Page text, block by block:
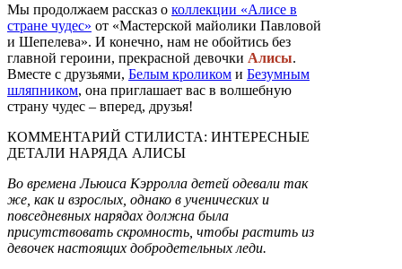
Мы продолжаем рассказ о коллекции «Алисе в
стране чудес» от «Мастерской майолики Павловой
и Шепелева». И конечно, нам не обойтись без
главной героини, прекрасной девочки Алисы.
Вместе с друзьями, Белым кроликом и Безумным
шляпником, она приглашает вас в волшебную
страну чудес – вперед, друзья!
КОММЕНТАРИЙ СТИЛИСТА: ИНТЕРЕСНЫЕ
ДЕТАЛИ НАРЯДА АЛИСЫ
Во времена Льюиса Кэрролла детей одевали так
же, как и взрослых, однако в ученических и
повседневных нарядах должна была
присутствовать скромность, чтобы растить из
девочек настоящих добродетельных леди.